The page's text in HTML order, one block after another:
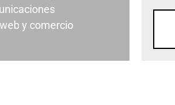
y comercio